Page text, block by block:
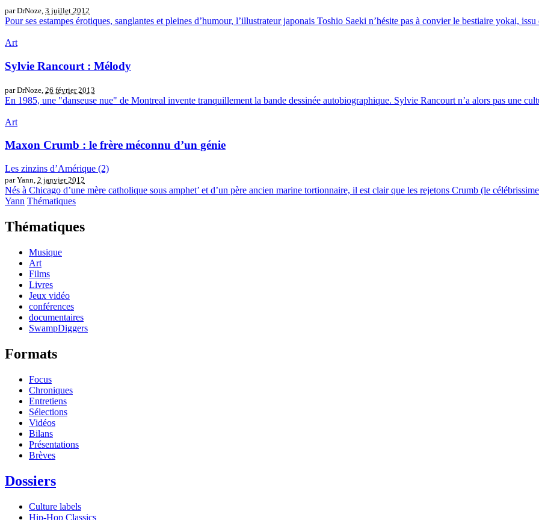
par DrNoze, 3 juillet 2012
Pour ses estampes érotiques, sanglantes et pleines d’humour, l’illustrateur japonais Toshio Saeki n’hésite pas à convier le bestiaire yokai, issu
Art
Sylvie Rancourt : Mélody
par DrNoze, 26 février 2013
En 1985, une "danseuse nue" de Montreal invente tranquillement la bande dessinée autobiographique. Sylvie Rancourt n’a alors pas une
Art
Maxon Crumb : le frère méconnu d’un génie
Les zinzins d’Amérique (2)
par Yann, 2 janvier 2012
Nés à Chicago d’une mère catholique sous amphet’ et d’un père ancien marine tortionnaire, il est clair que les rejetons Crumb (le
Yann Thématiques
Thématiques
Musique
Art
Films
Livres
Jeux vidéo
conférences
documentaires
SwampDiggers
Formats
Focus
Chroniques
Entretiens
Sélections
Vidéos
Bilans
Présentations
Brèves
Dossiers
Culture labels
Hip-Hop Classics